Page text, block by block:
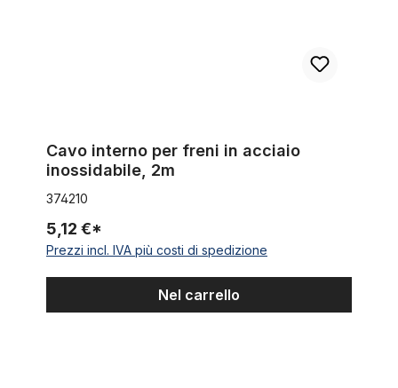
Cavo interno per freni in acciaio
inossidabile, 2m
374210
5,12 €*
Prezzi incl. IVA più costi di spedizione
Nel carrello